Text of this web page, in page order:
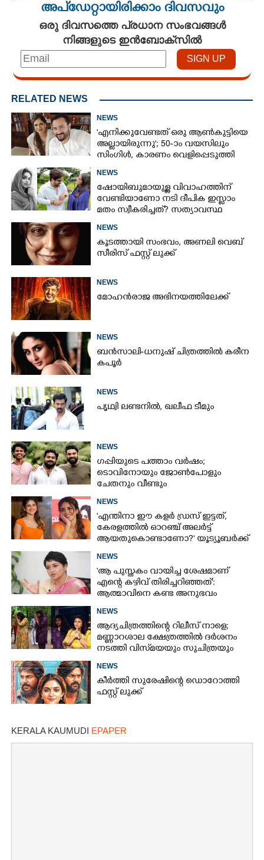
അപ്ഡേറ്റായിരിക്കാം ദിവസവും
ഒരു ദിവസത്തെ പ്രധാന സംഭവങ്ങൾ
നിങ്ങളുടെ ഇൻബോക്സിൽ
RELATED NEWS
NEWS
'എനിക്കുവേണ്ടത് ഒരു ആൺകുട്ടിയെ
അല്ലായിരുന്നു'; 50-ാം വയസിലും
സിംഗിൾ, കാരണം വെളിപ്പെടുത്തി
NEWS
ഷോയിബുമായുള്ള വിവാഹത്തിന്
വേണ്ടിയാണോ നടി ദീപിക ഇസ്ലാം
മതം സ്വീകരിച്ചത്? സത്യാവസ്ഥ
NEWS
കൂടത്തായി സംഭവം, അണലി വെബ്
സീരിസ് ഫസ്റ്റ് ലുക്ക്
NEWS
മോഹൻരാജ അഭിനയത്തിലേക്ക്
NEWS
ബൻസാലി-ധനുഷ് ചിത്രത്തിൽ കരീന
കപൂർ
NEWS
പൃഥ്വി ലണ്ടനിൽ, ഖലീഫ ടീമും
NEWS
ഗപ്പിയുടെ പത്താം വർഷം;​
ടൊവിനോയും ജോൺപോളും
ചേതനും വീണ്ടും
NEWS
'എന്തിനാ ഈ കളർ ഡ്രസ് ഇട്ടത്,
കേരളത്തിൽ ഓറഞ്ച് അല‌ർട്ട്
ആയതുകൊണ്ടാണോ?' യൂട്യൂബർക്ക്
NEWS
'ആ പുസ്തകം വായിച്ച ശേഷമാണ്
എന്റെ കഴിവ് തിരിച്ചറിഞ്ഞത്':
ആത്മാവിനെ കണ്ട അനുഭവം
NEWS
ആദ്യചിത്രത്തിന്റെ റിലീസ് നാളെ;
മണ്ണാറശാല ക്ഷേത്രത്തിൽ ദർശനം
നടത്തി വിസ്‌മയയും സുചിത്രയും
NEWS
കീർത്തി സുരേഷിന്റെ ഡൊറോത്തി
ഫസ്റ്റ് ലുക്ക്
KERALA KAUMUDI EPAPER